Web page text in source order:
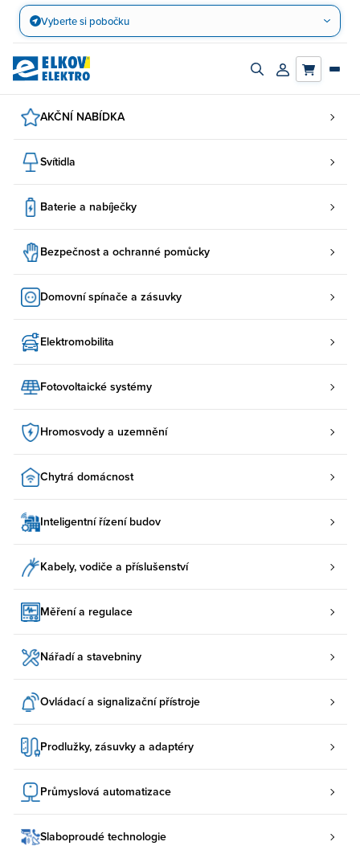
Přejít
obsah
Vyberte si pobočku
Zapnout/vypnout
Přihlásit/
AKČNÍ NABÍDKA
Svítidla
Baterie a nabíječky
Bezpečnost a ochranné pomůcky
Domovní spínače a zásuvky
Elektromobilita
Fotovoltaické systémy
Hromosvody a uzemnění
Chytrá domácnost
Inteligentní řízení budov
Kabely, vodiče a příslušenství
Měření a regulace
Nářadí a stavebniny
Ovládací a signalizační přístroje
Prodlužky, zásuvky a adaptéry
Průmyslová automatizace
Slaboproudé technologie